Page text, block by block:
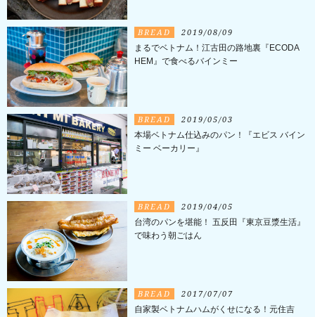
BREAD 2019/08/09
まるでベトナム！江古田の路地裏『ECODA
HEM』で食べるバインミー
BREAD 2019/05/03
本場ベトナム仕込みのパン！『エビス バイン
ミー ベーカリー』
BREAD 2019/04/05
台湾のパンを堪能！ 五反田『東京豆漿生活』
で味わう朝ごはん
BREAD 2017/07/07
自家製ベトナムハムがくせになる！元住吉